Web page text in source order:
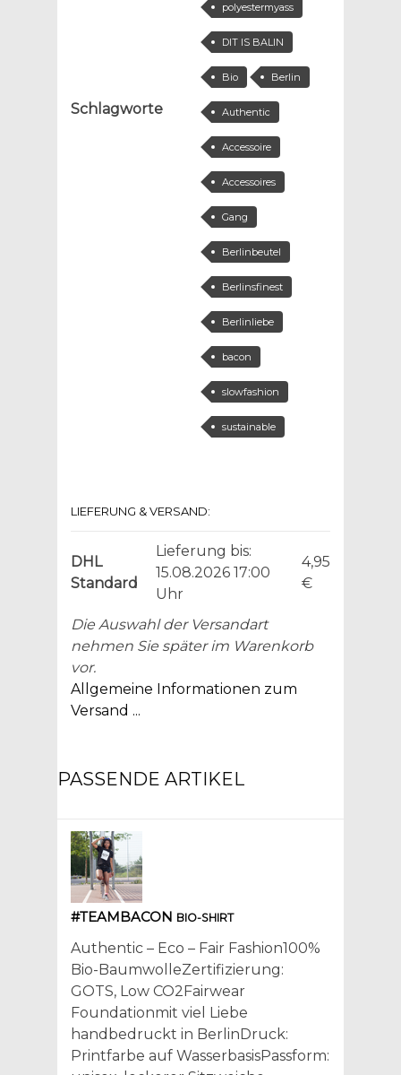
Schlagworte
polyestermyass
DIT IS BALIN
Bio Berlin
Authentic
Accessoire
Accessoires
Gang
Berlinbeutel
Berlinsfinest
Berlinliebe
bacon
slowfashion
sustainable
LIEFERUNG & VERSAND:
DHL
Standard
Lieferung bis:
15.08.2026 17:00
Uhr
4,95
€
Die Auswahl der Versandart
nehmen Sie später im Warenkorb
vor.
Allgemeine Informationen zum
Versand ...
PASSENDE ARTIKEL
#TEAMBACON BIO-SHIRT
Authentic – Eco – Fair Fashion100%
Bio-BaumwolleZertifizierung:
GOTS, Low CO2Fairwear
Foundationmit viel Liebe
handbedruckt in BerlinDruck:
Printfarbe auf WasserbasisPassform: